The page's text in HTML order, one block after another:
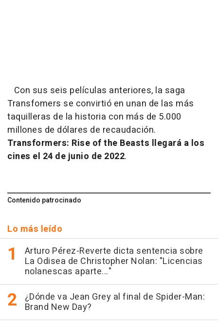
Con sus seis películas anteriores, la saga
Transfomers se convirtió en unan de las más
taquilleras de la historia con más de 5.000
millones de dólares de recaudación.
Transformers: Rise of the Beasts llegará a los
cines el 24 de junio de 2022.
Contenido patrocinado
Lo más leído
Arturo Pérez-Reverte dicta sentencia sobre
La Odisea de Christopher Nolan: "Licencias
nolanescas aparte..."
¿Dónde va Jean Grey al final de Spider-Man:
Brand New Day?